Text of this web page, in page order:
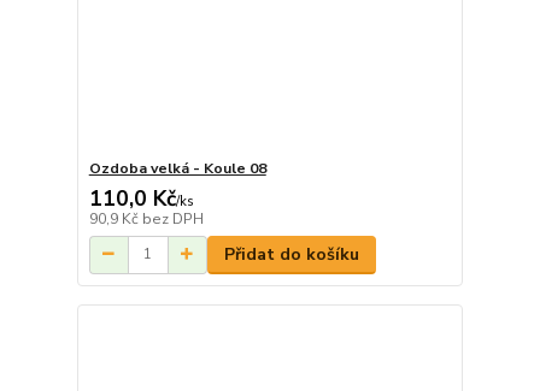
Ozdoba velká - Koule 08
110,0 Kč/ks
90,9 Kč bez DPH
Přidat do košíku